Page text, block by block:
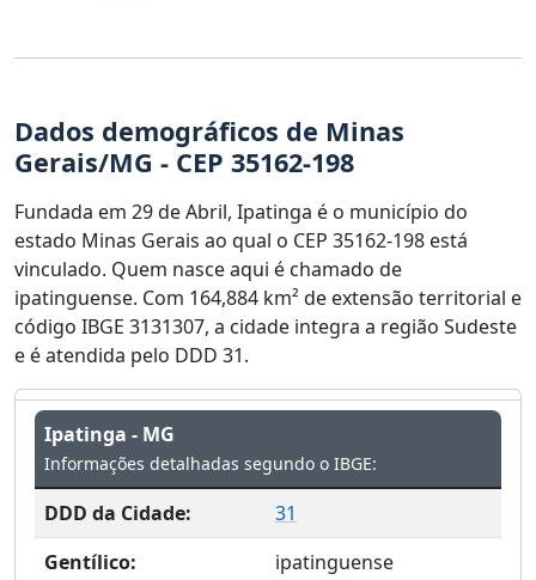
Dados demográficos de Minas
Gerais/MG - CEP 35162-198
Fundada em 29 de Abril, Ipatinga é o município do
estado Minas Gerais ao qual o CEP 35162-198 está
vinculado. Quem nasce aqui é chamado de
ipatinguense. Com 164,884 km² de extensão territorial e
código IBGE 3131307, a cidade integra a região Sudeste
e é atendida pelo DDD 31.
Ipatinga - MG
Informações detalhadas segundo o IBGE:
DDD da Cidade:
31
Gentílico:
ipatinguense